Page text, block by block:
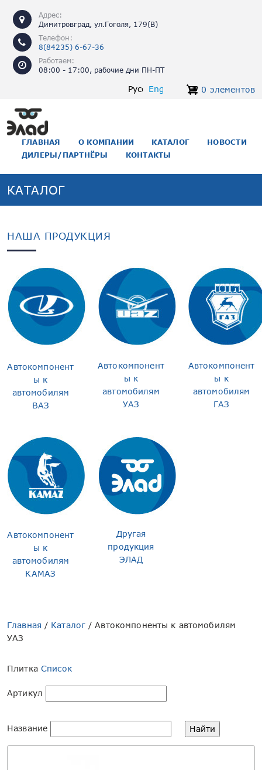
Адрес:
Димитровград, ул.Гоголя, 179(В)
Телефон:
8(84235) 6-67-36
Работаем:
08:00 - 17:00, рабочие дни ПН-ПТ
РусскийEnglish 0 элементов
ОСНОВНАЯ НАВИГАЦИЯ
ГЛАВНАЯ О КОМПАНИИ КАТАЛОГ
НОВОСТИ
ДИЛЕРЫ/ПАРТНЁРЫ
КОНТАКТЫ
КАТАЛОГ
НАША ПРОДУКЦИЯ
Автокомпонент
ы к
автомобилям
ВАЗ
Автокомпонент
ы к
автомобилям
УАЗ
Автокомпонент
ы к
автомобилям
ГАЗ
Автокомпонент
ы к
автомобилям
КАМАЗ
Другая
продукция
ЭЛАД
Главная / Каталог / Автокомпоненты к автомобилям
УАЗ
Плитка Список
Артикул
Название